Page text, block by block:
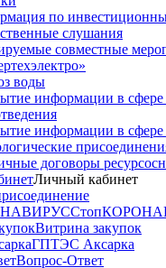
по
слушания
совместные
воды
информации в
информации в
договоры
Личный кабинет
Витрина закупок
ГПТЭС Аксарка
Вопрос-Ответ